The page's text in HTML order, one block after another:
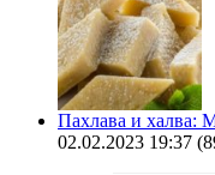
Пахлава и халва:
02.02.2023 19:37